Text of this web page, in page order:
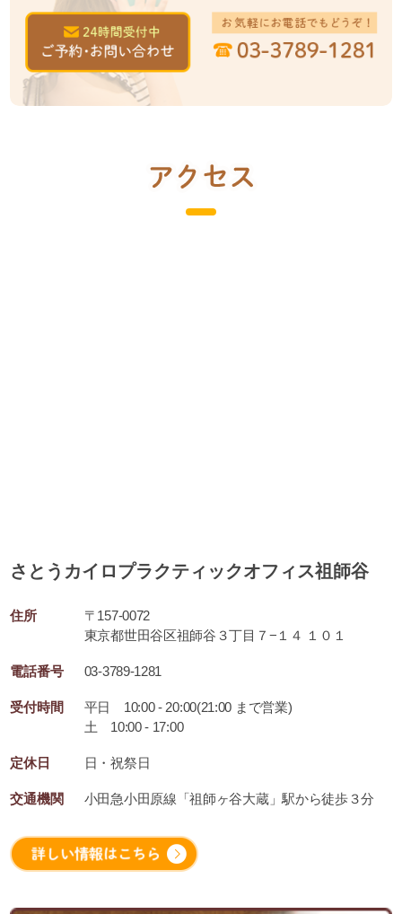
さとうカイロプラクティックオフィス祖師谷
住所
〒157-0072
東京都世田谷区祖師谷３丁目７−１４ １０１
電話番号 03-3789-1281
受付時間
平日 10:00 - 20:00(21:00 まで営業)
土 10:00 - 17:00
定休日 日・祝祭日
交通機関 小田急小田原線「祖師ヶ谷大蔵」駅から徒歩３分